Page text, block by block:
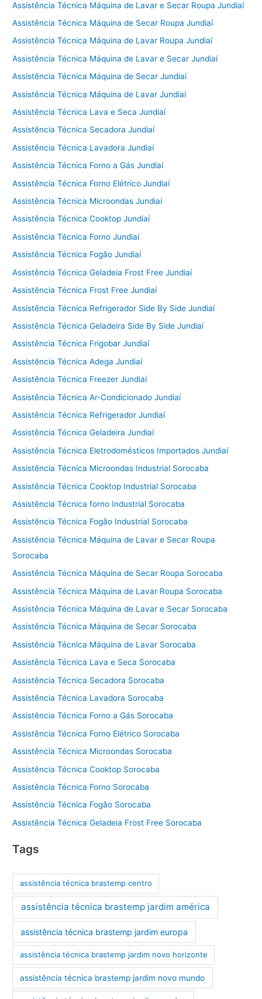
Assistência Técnica Máquina de Lavar e Secar Roupa Jundiaí
Assistência Técnica Máquina de Secar Roupa Jundiaí
Assistência Técnica Máquina de Lavar Roupa Jundiaí
Assistência Técnica Máquina de Lavar e Secar Jundiaí
Assistência Técnica Máquina de Secar Jundiaí
Assistência Técnica Máquina de Lavar Jundiaí
Assistência Técnica Lava e Seca Jundiaí
Assistência Técnica Secadora Jundiaí
Assistência Técnica Lavadora Jundiaí
Assistência Técnica Forno a Gás Jundiaí
Assistência Técnica Forno Elétrico Jundiaí
Assistência Técnica Microondas Jundiaí
Assistência Técnica Cooktop Jundiaí
Assistência Técnica Forno Jundiaí
Assistência Técnica Fogão Jundiaí
Assistência Técnica Geladeia Frost Free Jundiaí
Assistência Técnica Frost Free Jundiaí
Assistência Técnica Refrigerador Side By Side Jundiaí
Assistência Técnica Geladeira Side By Side Jundiaí
Assistência Técnica Frigobar Jundiaí
Assistência Técnica Adega Jundiaí
Assistência Técnica Freezer Jundiaí
Assistência Técnica Ar-Condicionado Jundiaí
Assistência Técnica Refrigerador Jundiaí
Assistência Técnica Geladeira Jundiaí
Assistência Técnica Eletrodomésticos Importados Jundiaí
Assistência Técnica Microondas Industrial Sorocaba
Assistência Técnica Cooktop Industrial Sorocaba
Assistência Técnica forno Industrial Sorocaba
Assistência Técnica Fogão Industrial Sorocaba
Assistência Técnica Máquina de Lavar e Secar Roupa
Sorocaba
Assistência Técnica Máquina de Secar Roupa Sorocaba
Assistência Técnica Máquina de Lavar Roupa Sorocaba
Assistência Técnica Máquina de Lavar e Secar Sorocaba
Assistência Técnica Máquina de Secar Sorocaba
Assistência Técnica Máquina de Lavar Sorocaba
Assistência Técnica Lava e Seca Sorocaba
Assistência Técnica Secadora Sorocaba
Assistência Técnica Lavadora Sorocaba
Assistência Técnica Forno a Gás Sorocaba
Assistência Técnica Forno Elétrico Sorocaba
Assistência Técnica Microondas Sorocaba
Assistência Técnica Cooktop Sorocaba
Assistência Técnica Forno Sorocaba
Assistência Técnica Fogão Sorocaba
Assistência Técnica Geladeia Frost Free Sorocaba
Tags
assistência técnica brastemp centro
assistência técnica brastemp jardim américa
assistência técnica brastemp jardim europa
assistência técnica brastemp jardim novo horizonte
assistência técnica brastemp jardim novo mundo